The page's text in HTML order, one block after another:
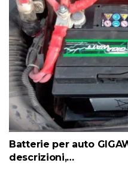
Batterie per auto
descrizioni,…